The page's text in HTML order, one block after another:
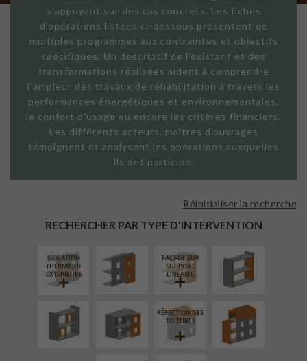
s'appuyant sur des cas concrets. Les fiches
d'opérations listées ci-dessous présentent de
multiples programmes aux contraintes et objectifs
spécifiques. Un descriptif de l'existant et des
transformations réalisées aident à comprendre
l'ampleur des travaux de réhabilitation à travers les
performances énergétiques et environnementales,
le confort d'usage ou encore les critères financiers.
Les différents acteurs, maîtres d'ouvrages
témoignent et analysent les opérations auxquelles
ils ont participé.
RECHERCHER PAR TYPE D'INTERVENTION
Réinitialiser la recherche
ISOLATION
THERMIQUE
EXTÉRIEURE
FAÇADE SUR
SUPPORT
LINÉAIRE
ISOLATION
INTÉRIEURE
RÉAMÉNAGEMENT
INTÉRIEUR
FERMETURE
LOGGIAS
RÉFECTION DES
TOITURES
SURÉLÉVATION
EXTENSION